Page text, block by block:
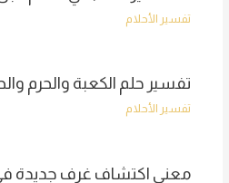
تفسير الأحلام
تفسير حلم الكعبة والحرم
تفسير الأحلام
معنى اكتشاف غرف جديدة